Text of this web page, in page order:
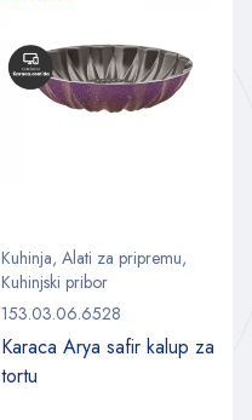
Kuhinja, Alati za pripremu,
Kuhinjski pribor
153.03.06.6528
Karaca Arya safir kalup za
tortu